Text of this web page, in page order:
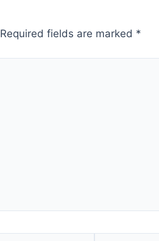
Required fields are marked *